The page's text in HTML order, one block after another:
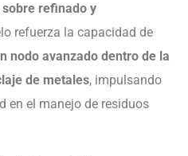
refinado y
refuerza la capacidad de
nodo avanzado dentro de la
de metales, impulsando
en el manejo de residuos